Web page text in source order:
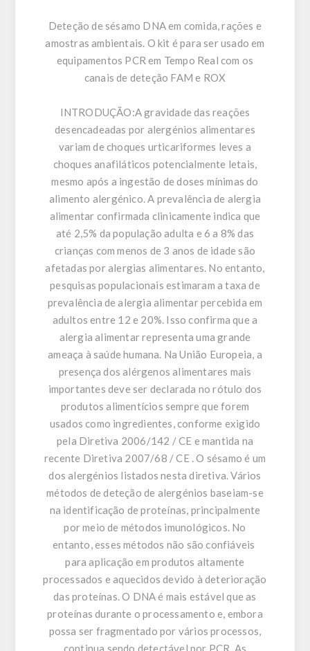
Deteção de sésamo DNA em comida, rações e
amostras ambientais. O kit é para ser usado em
equipamentos PCR em Tempo Real com os
canais de deteção FAM e ROX
INTRODUÇÃO:A gravidade das reações
desencadeadas por alergénios alimentares
variam de choques urticariformes leves a
choques anafiláticos potencialmente letais,
mesmo após a ingestão de doses mínimas do
alimento alergénico. A prevalência de alergia
alimentar confirmada clinicamente indica que
até 2,5% da população adulta e 6 a 8% das
crianças com menos de 3 anos de idade são
afetadas por alergias alimentares. No entanto,
pesquisas populacionais estimaram a taxa de
prevalência de alergia alimentar percebida em
adultos entre 12 e 20%. Isso confirma que a
alergia alimentar representa uma grande
ameaça à saúde humana. Na União Europeia, a
presença dos alérgenos alimentares mais
importantes deve ser declarada no rótulo dos
produtos alimentícios sempre que forem
usados ​​como ingredientes, conforme exigido
pela Diretiva 2006/142 / CE e mantida na
recente Diretiva 2007/68 / CE . O sésamo é um
dos alergénios listados nesta diretiva. Vários
métodos de deteção de alergénios baseiam-se
na identificação de proteínas, principalmente
por meio de métodos imunológicos. No
entanto, esses métodos não são confiáveis ​​
para aplicação em produtos altamente
processados ​​e aquecidos devido à deterioração
das proteínas. O DNA é mais estável que as
proteínas durante o processamento e, embora
possa ser fragmentado por vários processos,
continua sendo detectável por PCR. As